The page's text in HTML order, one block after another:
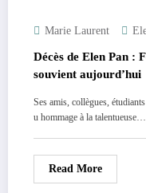
Marie Laurent
Décès de Elen Pan :
souvient aujourd’hui
Ses amis, collègues,
u hommage à la talentueuse…
Read More